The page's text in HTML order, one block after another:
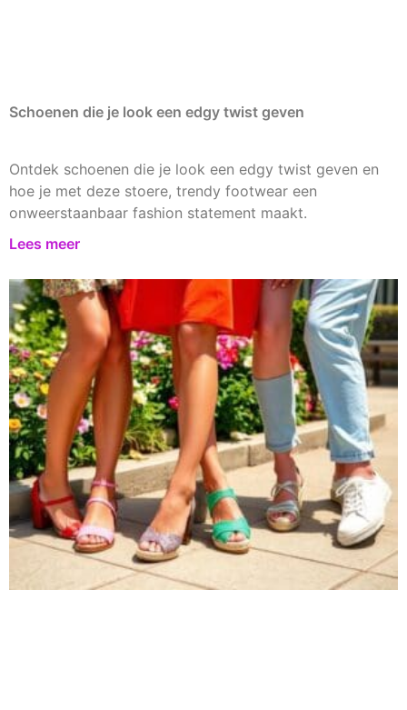
Schoenen die je look een edgy twist geven
Ontdek schoenen die je look een edgy twist geven en
hoe je met deze stoere, trendy footwear een
onweerstaanbaar fashion statement maakt.
Lees meer